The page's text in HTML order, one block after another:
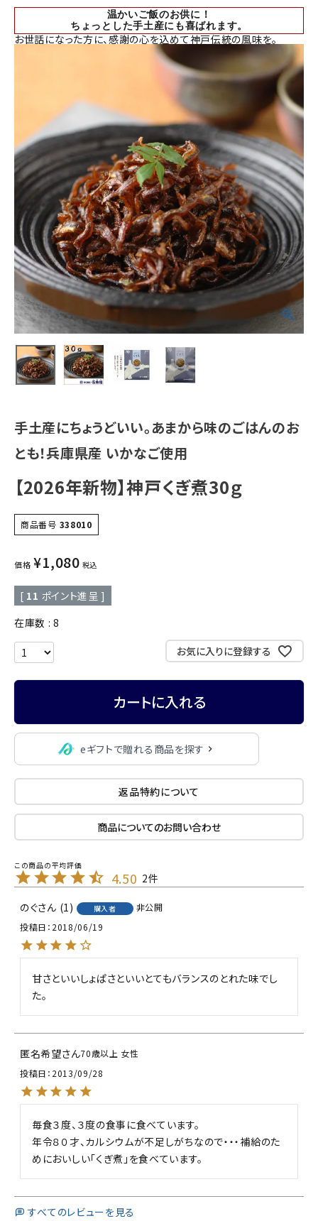
温かいご飯のお供に！
ちょっとした手土産にも喜ばれます。
お世話になった方に、感謝の心を込めて神戸伝統の風味を。
手土産にちょうどいい。あまから味のごはんのお
とも！兵庫県産 いかなご使用
【2026年新物】神戸くぎ煮30ｇ
商品番号 338010
価格 ¥1,080 税込
[ 11 ポイント進呈 ]
在庫数
8
お気に入りに登録する
カートに入れる
eギフトで贈れる商品を探す
返品特約について
商品についてのお問い合わせ
4.50 2
のぐ 1 購入者
非公開
投稿日 2018/06/19
甘さといいしょぱさといいとてもバランスのとれた味でし
た。
匿名希望 70歳以上 女性
投稿日 2013/09/28
毎食３度、３度の食事に食べています。
年令８０才、カルシウムが不足しがちなので・・・補給のた
めにおいしい「くぎ煮」を食べています。
すべてのレビューを見る